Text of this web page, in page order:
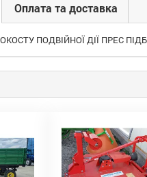
Оплата та доставка
ПОДВІЙНОЇ ДІЇ ПРЕС